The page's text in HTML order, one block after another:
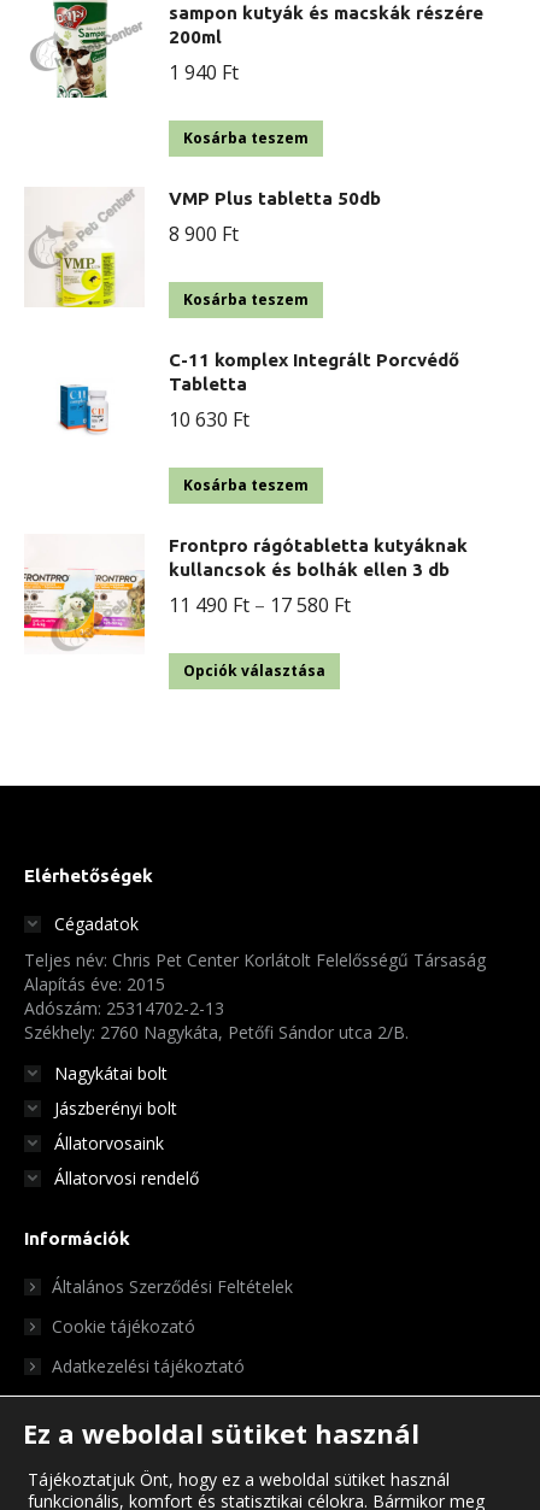
sampon kutyák és macskák részére
200ml
1 940 Ft
Kosárba teszem
VMP Plus tabletta 50db
8 900 Ft
Kosárba teszem
C-11 komplex Integrált Porcvédő
Tabletta
10 630 Ft
Kosárba teszem
Frontpro rágótabletta kutyáknak
kullancsok és bolhák ellen 3 db
11 490 Ft – 17 580 FtÁrtartomány:
Opciók választása
termékoldalon
ki
Elérhetőségek
Cégadatok
Teljes név: Chris Pet Center Korlátolt Felelősségű Társaság
Alapítás éve: 2015
Adószám: 25314702-2-13
Székhely: 2760 Nagykáta, Petőfi Sándor utca 2/B.
Nagykátai bolt
Jászberényi bolt
Állatorvosaink
Állatorvosi rendelő
Információk
Általános Szerződési Feltételek
Cookie tájékozató
Adatkezelési tájékoztató
Ez a weboldal sütiket használ
Tájékoztatjuk Önt, hogy ez a weboldal sütiket használ
funkcionális, komfort és statisztikai célokra. Bármikor meg